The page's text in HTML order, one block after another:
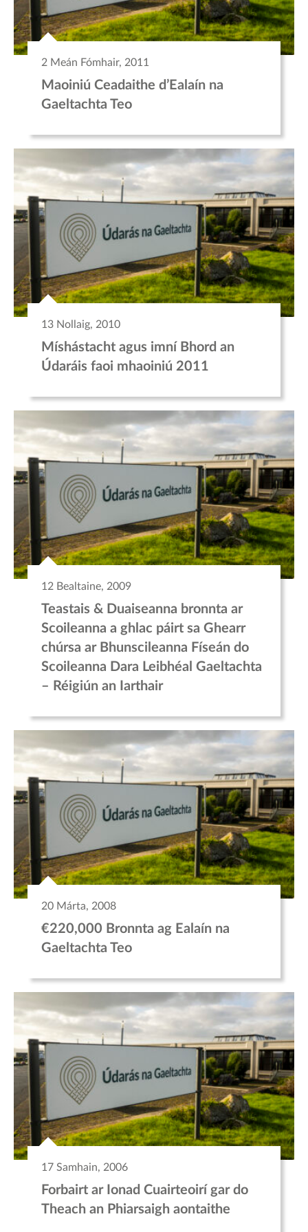
2 Meán Fómhair, 2011
Maoiniú Ceadaithe d’Ealaín na
Gaeltachta Teo
13 Nollaig, 2010
Míshástacht agus imní Bhord an
Údaráis faoi mhaoiniú 2011
12 Bealtaine, 2009
Teastais & Duaiseanna bronnta ar
Scoileanna a ghlac páirt sa Ghearr
chúrsa ar Bhunscileanna Físeán do
Scoileanna Dara Leibhéal Gaeltachta
– Réigiún an Iarthair
20 Márta, 2008
€220,000 Bronnta ag Ealaín na
Gaeltachta Teo
17 Samhain, 2006
Forbairt ar Ionad Cuairteoirí gar do
Theach an Phiarsaigh aontaithe